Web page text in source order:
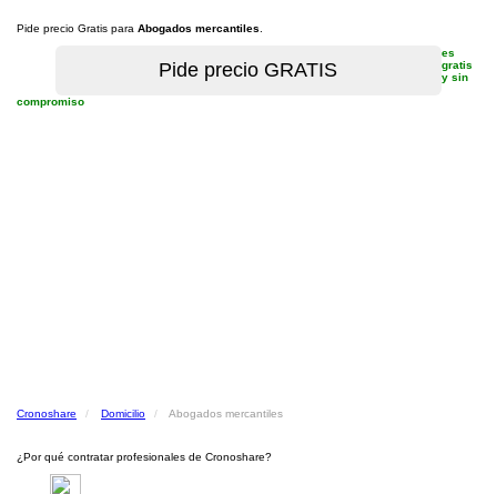
Pide precio Gratis para Abogados mercantiles
es
gratis
y sin
compromiso
Cronoshare Domicilio Abogados mercantiles
¿Por qué contratar profesionales de Cronoshare?